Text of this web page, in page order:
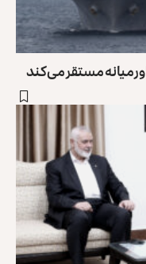
مستقر می‌کند